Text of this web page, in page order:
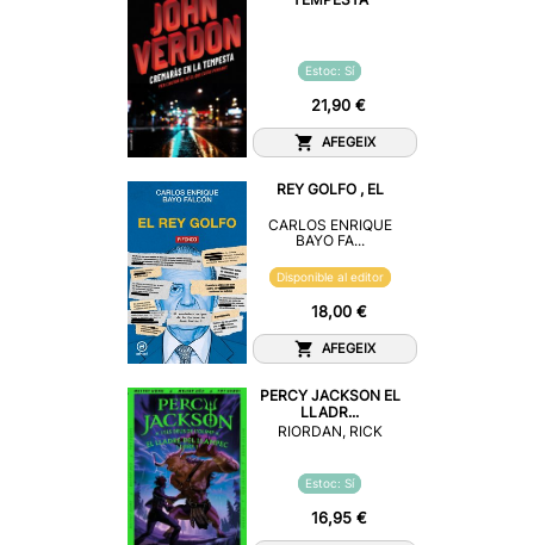
Estoc: Sí
21,90 €
AFEGEIX
REY GOLFO , EL
CARLOS ENRIQUE
BAYO FA...
Disponible al editor
18,00 €
AFEGEIX
PERCY JACKSON EL
LLADR...
RIORDAN, RICK
Estoc: Sí
16,95 €